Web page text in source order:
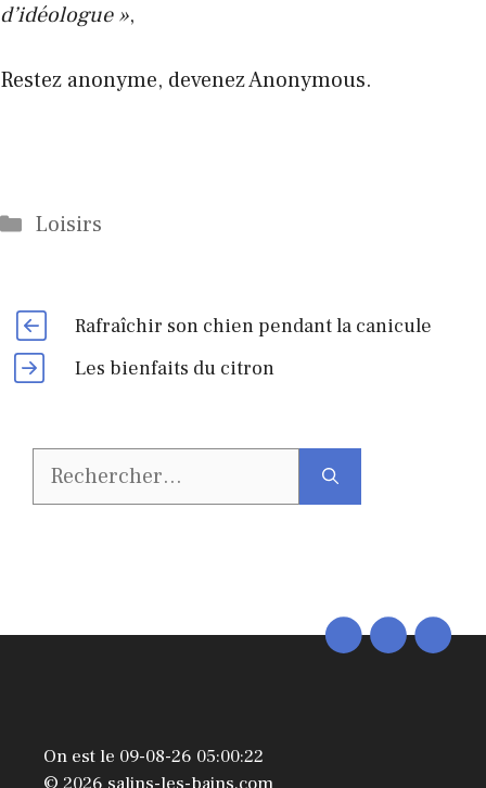
d’idéologue »,
Restez anonyme, devenez Anonymous.
Catégories
Loisirs
Rafraîchir son chien pendant la canicule
Les bienfaits du citron
Rechercher :
On est le 09-08-26 05:00:22